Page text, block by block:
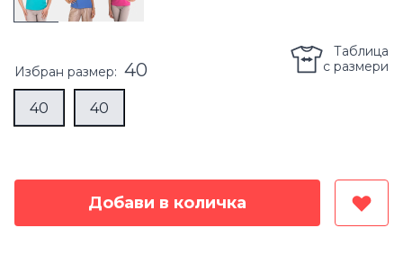
Избран размер: 40
40 40
Таблица
с размери
Добави в количка